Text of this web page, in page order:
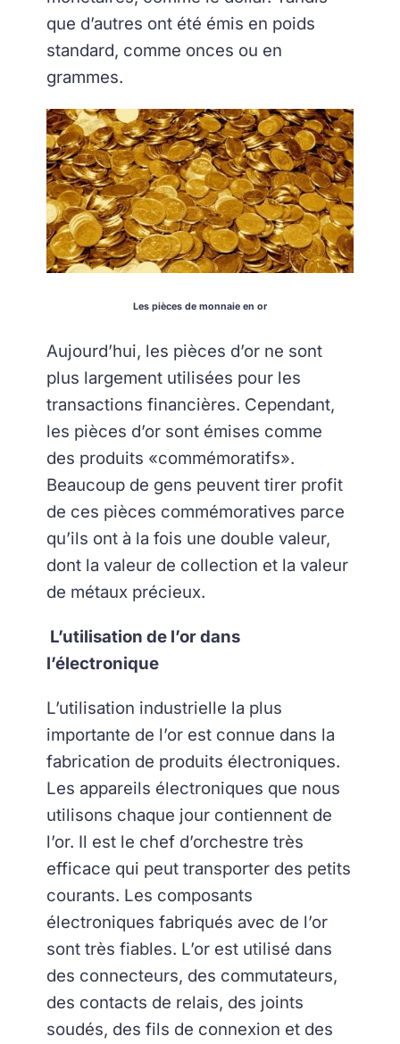
que d’autres ont été émis en poids
standard, comme onces ou en
grammes.
Les pièces de monnaie en or
Aujourd’hui, les pièces d’or ne sont
plus largement utilisées pour les
transactions financières. Cependant,
les pièces d’or sont émises comme
des produits «commémoratifs».
Beaucoup de gens peuvent tirer profit
de ces pièces commémoratives parce
qu’ils ont à la fois une double valeur,
dont la valeur de collection et la valeur
de métaux précieux.
L’utilisation de l’or dans
l’électronique
L’utilisation industrielle la plus
importante de l’or est connue dans la
fabrication de produits électroniques.
Les appareils électroniques que nous
utilisons chaque jour contiennent de
l’or. Il est le chef d’orchestre très
efficace qui peut transporter des petits
courants. Les composants
électroniques fabriqués avec de l’or
sont très fiables. L’or est utilisé dans
des connecteurs, des commutateurs,
des contacts de relais, des joints
soudés, des fils de connexion et des